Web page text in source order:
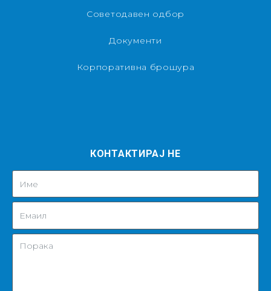
Советодавен одбор
Документи
Корпоративна брошура
КОНТАКТИРАЈ НЕ